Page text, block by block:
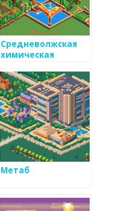
Средневолжская
химическая
Метаб